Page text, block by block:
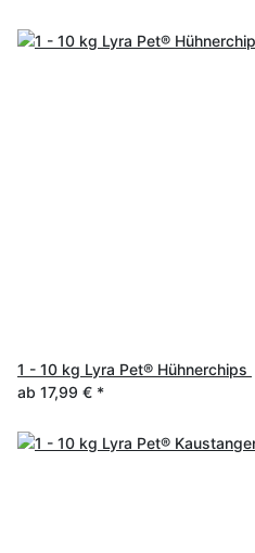
1 - 10 kg Lyra Pet® Hühnerchips
ab 17,99 € *